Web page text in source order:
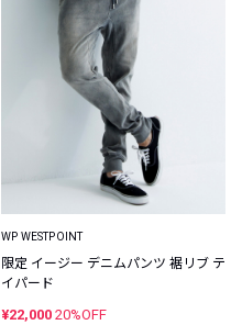
WP WESTPOINT
限定 イージー デニムパンツ 裾リブ テ
イパード
¥22,000 20%OFF